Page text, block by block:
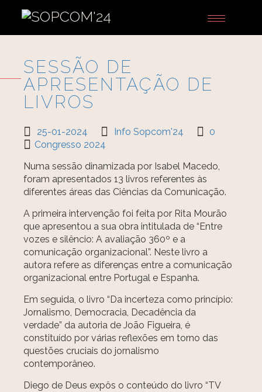
Toggle
SESSÃO DE
APRESENTAÇÃO DE
LIVROS
25-01-2024 Info Sopcom'24
0
Congresso 2024
Numa sessão dinamizada por Isabel Macedo,
foram apresentados 13 livros referentes às
diferentes áreas das Ciências da Comunicação.
A primeira intervenção foi feita por Rita Mourão
que apresentou a sua obra intitulada de “Entre
vozes e silêncio: A avaliação 360º e a
comunicação organizacional”. Neste livro a
autora refere as diferenças entre a comunicação
organizacional entre Portugal e Espanha.
Em seguida, o livro “Da incerteza como princípio:
Jornalismo, Democracia, Decadência da
verdade” da autoria de João Figueira, é
constituído por várias reflexões em torno das
questões cruciais do jornalismo
contemporâneo.
Diego de Deus expôs o conteúdo do livro “TV